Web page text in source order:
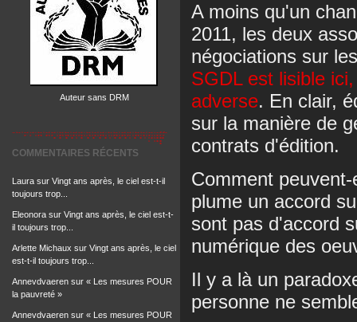
Auteur sans DRM
COMMENTAIRES RÉCENTS
Laura sur Vingt ans après, le ciel est-t-il
toujours trop...
Eleonora sur Vingt ans après, le ciel est-t-
il toujours trop...
Arlette Michaux sur Vingt ans après, le ciel
est-t-il toujours trop...
Annevdvaeren sur « Les mesures POUR
la pauvreté »
Annevdvaeren sur « Les mesures POUR
A moins qu'un
2011, les deux
négociations sur
SGDL est lisible
adverse. En clair,
sur la manière de
contrats d'édition.
Comment
plume un accord
sont pas d'accord
numérique des
Il y a là un
personne ne